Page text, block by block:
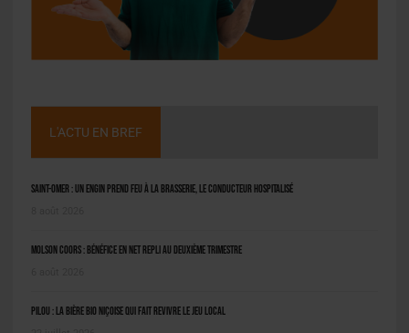
L'ACTU EN BREF
Saint-Omer : un engin prend feu à la brasserie, le conducteur hospitalisé
Molson Coors : bénéfice en net repli au deuxième trimestre
Pilou : la bière bio niçoise qui fait revivre le jeu local